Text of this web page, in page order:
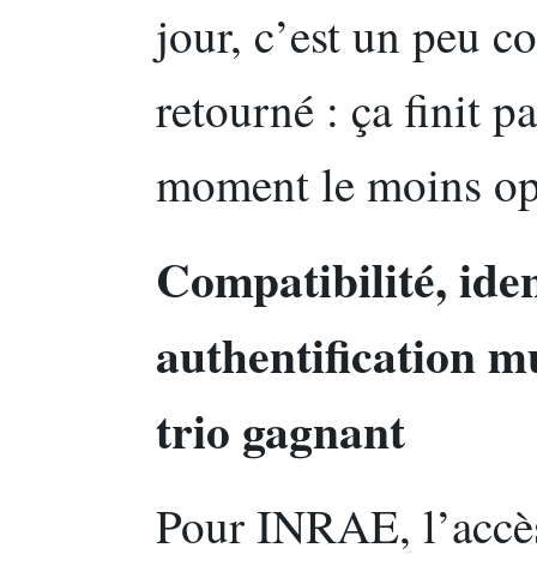
jour, c’est un peu
retourné : ça finit
moment le moins
Compatibilité,
authentification
trio gagnant
Pour INRAE,